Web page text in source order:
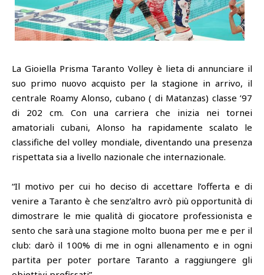
La Gioiella Prisma Taranto Volley è lieta di annunciare il
suo primo nuovo acquisto per la stagione in arrivo, il
centrale Roamy Alonso, cubano ( di Matanzas) classe ’97
di 202 cm. Con una carriera che inizia nei tornei
amatoriali cubani, Alonso ha rapidamente scalato le
classifiche del volley mondiale, diventando una presenza
rispettata sia a livello nazionale che internazionale.
“Il motivo per cui ho deciso di accettare l’offerta e di
venire a Taranto è che senz’altro avrò più opportunità di
dimostrare le mie qualità di giocatore professionista e
sento che sarà una stagione molto buona per me e per il
club: darò il 100% di me in ogni allenamento e in ogni
partita per poter portare Taranto a raggiungere gli